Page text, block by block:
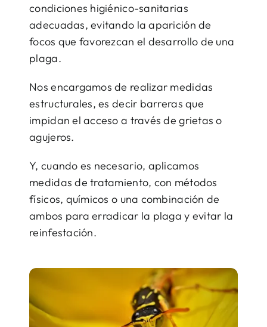
condiciones higiénico-sanitarias
adecuadas, evitando la aparición de
focos que favorezcan el desarrollo de una
plaga.
Nos encargamos de realizar medidas
estructurales, es decir barreras que
impidan el acceso a través de grietas o
agujeros.
Y, cuando es necesario, aplicamos
medidas de tratamiento, con métodos
físicos, químicos o una combinación de
ambos para erradicar la plaga y evitar la
reinfestación.